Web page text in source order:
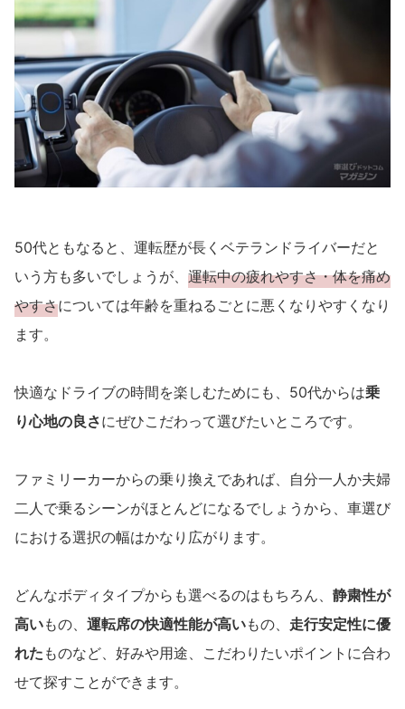
50代ともなると、運転歴が長くベテランドライバーだと
いう方も多いでしょうが、 運転中の疲れやすさ・体を痛め
やすさについては年齢を重ねるごとに悪くなりやすくなり
ます。
快適なドライブの時間を楽しむためにも、50代からは乗
り心地の良さにぜひこだわって選びたいところです。
ファミリーカーからの乗り換えであれば、自分一人か夫婦
二人で乗るシーンがほとんどになるでしょうから、車選び
における選択の幅はかなり広がります。
どんなボディタイプからも選べるのはもちろん、 静粛性が
高いもの、 運転席の快適性能が高いもの、 走行安定性に優
れた ものなど、好みや用途、こだわりたいポイントに合わ
せて探すことができます。